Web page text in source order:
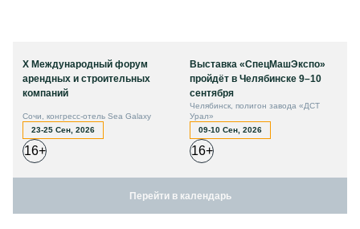
X Международный форум
арендных и строительных
компаний
Сочи, конгресс-отель Sea Galaxy
23-25 Сен, 2026
16+
Выставка «СпецМашЭкспо»
пройдёт в Челябинске 9–10
сентября
Челябинск, полигон завода «ДСТ
Урал»
09-10 Сен, 2026
16+
Перейти в календарь